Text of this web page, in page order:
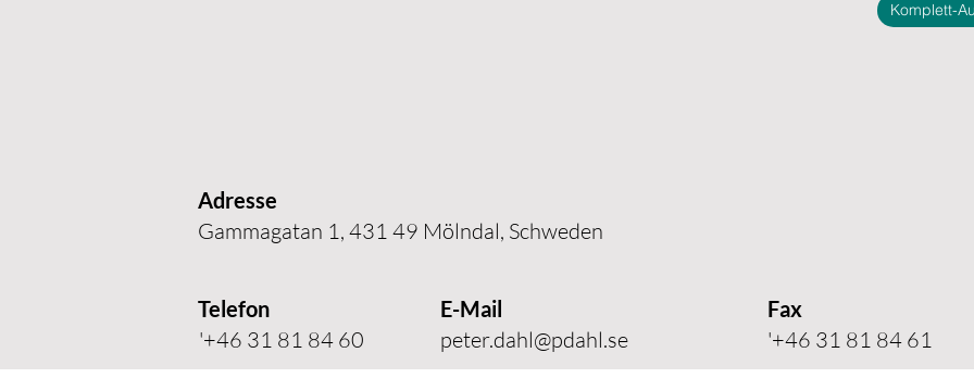
Komplett-
Adresse
Gammagatan 1, 431 49 Mölndal, Schweden
Telefon
'+46 31 81 84 60
E-Mail
peter.dahl@pdahl.se
Fax
'+46 31 81 84 61